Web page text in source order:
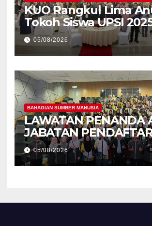
KUO Rangkul Lima
Tokoh Siswa UPSI
Kecemerlangan
Holistik
05/08/2026
BAHAGIAN SUMBER MANUSIA
LAWATAN PENANDA
JABATAN
KE JABATAN
UniSZA – PERKUKUH
KERJASAMA
05/08/2026